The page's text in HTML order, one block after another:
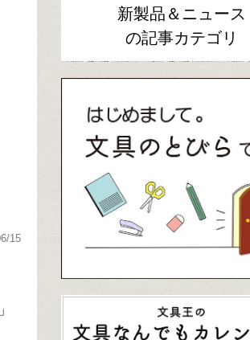
15
新製品＆ニュース
の記事カテゴリ